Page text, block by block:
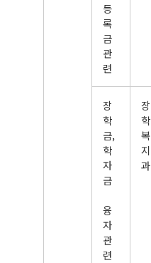
등
록
금
관
련
장
학
금,
학
자
금
융
자
관
련
장
학
복
지
과